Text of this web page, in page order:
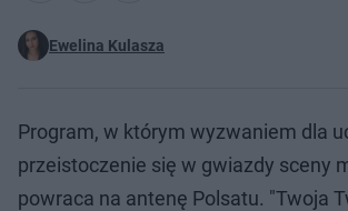
Ewelina Kulasza
Program, w którym wyzwaniem dla
przeistoczenie się w gwiazdy sceny
powraca na antenę Polsatu. "Twoja